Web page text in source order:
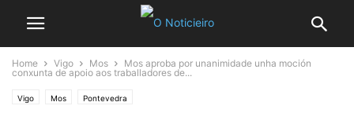
Home Vigo Mos
Mos aproba por unanimidade unha moción
conxunta de apoio aos traballadores de...
Vigo Mos Pontevedra